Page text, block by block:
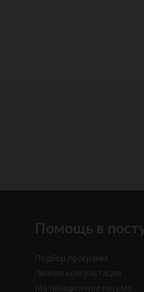
Помощь в
Подбор программ
Личная консультация
Мотивационное письмо